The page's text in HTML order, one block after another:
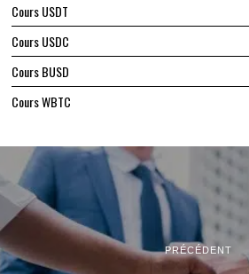
Cours USDT
Cours USDC
Cours BUSD
Cours WBTC
PRÉCÉDENT